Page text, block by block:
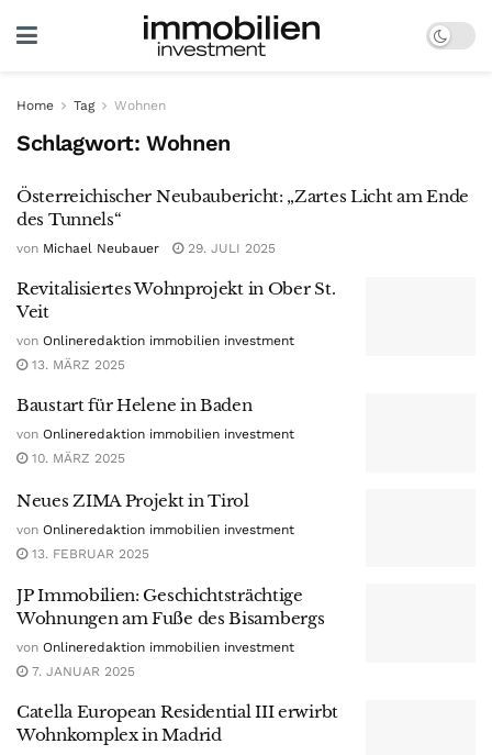
Home Tag Wohnen
Schlagwort:Wohnen
Österreichischer Neubaubericht: „Zartes Licht am Ende
des Tunnels“
von Michael Neubauer 29. JULI 2025
Revitalisiertes Wohnprojekt in Ober St.
Veit
von Onlineredaktion immobilien investment
13. MÄRZ 2025
Baustart für Helene in Baden
von Onlineredaktion immobilien investment
10. MÄRZ 2025
Neues ZIMA Projekt in Tirol
von Onlineredaktion immobilien investment
13. FEBRUAR 2025
JP Immobilien: Geschichtsträchtige
Wohnungen am Fuße des Bisambergs
von Onlineredaktion immobilien investment
7. JANUAR 2025
Catella European Residential III erwirbt
Wohnkomplex in Madrid